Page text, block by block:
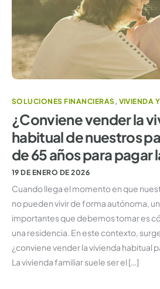
SOLUCIONES FINANCIERAS, VIVIENDA
¿Conviene vender la
habitual de nuestros
de 65 años para pagar
19 DE ENERO DE 2026
Cuando llega el momento en que
no pueden vivir de forma autónoma,
importantes que debemos tomar es
una residencia. En este contexto,
¿conviene vender la vivienda habitual
La vivienda familiar suele ser el […]